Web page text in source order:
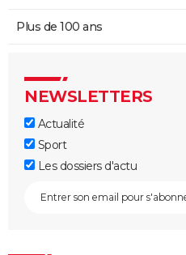
Plus de 100 ans
NEWSLETTERS
Actualité
Sport
Les dossiers d'actu